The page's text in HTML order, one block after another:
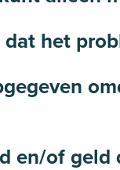
het
en/of